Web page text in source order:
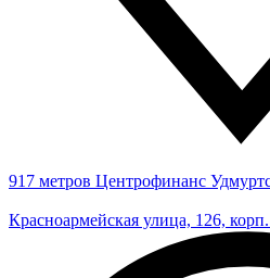
917 метров Центрофинанс
Красноармейская улица, 126,